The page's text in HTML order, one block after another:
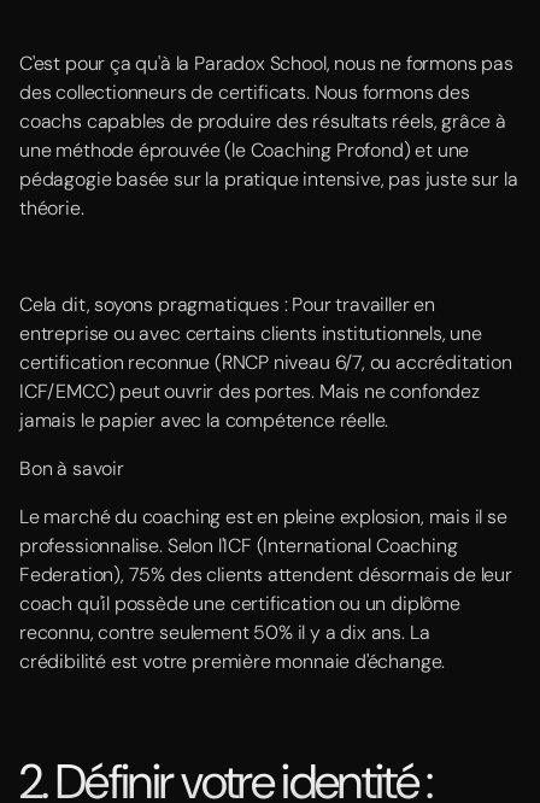
C'est pour ça qu'à la Paradox School, nous ne formons pas
des collectionneurs de certificats. Nous formons des
coachs capables de produire des résultats réels, grâce à
une méthode éprouvée (le Coaching Profond) et une
pédagogie basée sur la pratique intensive, pas juste sur la
théorie.
Cela dit, soyons pragmatiques : Pour travailler en
entreprise ou avec certains clients institutionnels, une
certification reconnue (RNCP niveau 6/7, ou accréditation
ICF/EMCC) peut ouvrir des portes. Mais ne confondez
jamais le papier avec la compétence réelle.
Bon à savoir
Le marché du coaching est en pleine explosion, mais il se
professionnalise. Selon l'ICF (International Coaching
Federation), 75% des clients attendent désormais de leur
coach qu'il possède une certification ou un diplôme
reconnu, contre seulement 50% il y a dix ans. La
crédibilité est votre première monnaie d'échange.
2. Définir votre identité :